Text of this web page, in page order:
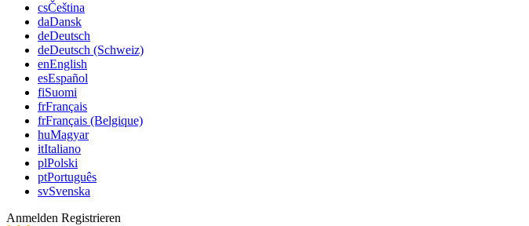
csČeština
daDansk
deDeutsch
deDeutsch (Schweiz)
enEnglish
esEspañol
fiSuomi
frFrançais
frFrançais (Belgique)
huMagyar
itItaliano
plPolski
ptPortuguês
svSvenska
Anmelden Registrieren